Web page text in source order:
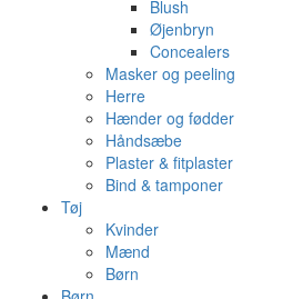
Blush
Øjenbryn
Concealers
Masker og peeling
Herre
Hænder og fødder
Håndsæbe
Plaster & fitplaster
Bind & tamponer
Tøj
Kvinder
Mænd
Børn